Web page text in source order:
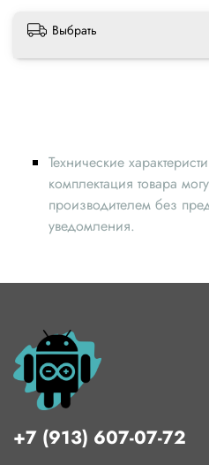
Выбрать
Технические
комплектация товара
производителем без
уведомления.
+7 (913) 607-07-72